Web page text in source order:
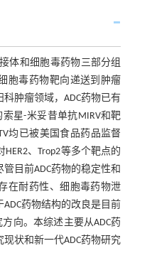
体和细胞毒药物三部分组
胞毒药物靶向递送到肿瘤
肿瘤领域，ADC药物已有
星-米妥昔单抗MIRV和靶
均已被美国食品药品监督
、Trop2等多个靶点的
目前ADC药物的稳定性和
在耐药性、细胞毒药物泄
药物结构的改良是目前
向。本综述主要从ADC药
状和新一代ADC药物研究